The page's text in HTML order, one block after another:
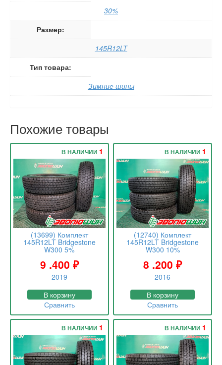
30%
Размер:
145R12LT
Тип товара:
Зимние шины
Похожие товары
(13699) Комплект
145R12LT Bridgestone
W300 5%
9 .400 ₽
2019
В НАЛИЧИИ 1
В корзину
Сравнить
(12740) Комплект
145R12LT Bridgestone
W300 10%
8 .200₽
2016
В НАЛИЧИИ 1
В корзину
Сравнить
В НАЛИЧИИ 1 В НАЛИЧИИ 1